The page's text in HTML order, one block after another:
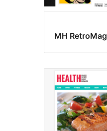
MH RetroMag